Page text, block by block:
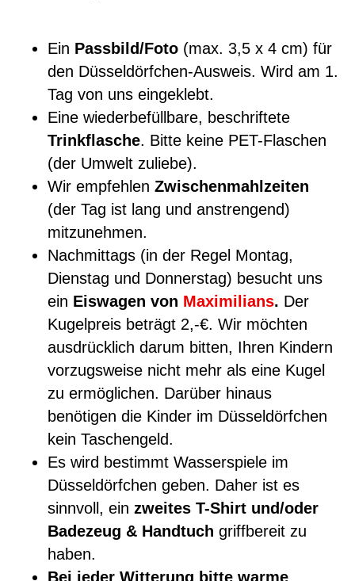
k
a
m
Ein Passbild/Foto (max. 3,5 x 4 cm) für
den Düsseldörfchen-Ausweis. Wird am 1.
Tag von uns eingeklebt.
Eine wiederbefüllbare, beschriftete
Trinkflasche. Bitte keine PET-Flaschen
(der Umwelt zuliebe).
Wir empfehlen Zwischenmahlzeiten
(der Tag ist lang und anstrengend)
mitzunehmen.
Nachmittags (in der Regel Montag,
Dienstag und Donnerstag) besucht uns
ein Eiswagen von Maximilians. Der
Kugelpreis beträgt 2,-€. Wir möchten
ausdrücklich darum bitten, Ihren Kindern
vorzugsweise nicht mehr als eine Kugel
zu ermöglichen. Darüber hinaus
benötigen die Kinder im Düsseldörfchen
kein Taschengeld.
Es wird bestimmt Wasserspiele im
Düsseldörfchen geben. Daher ist es
sinnvoll, ein zweites T-Shirt und/oder
Badezeug & Handtuch griffbereit zu
haben.
Bei jeder Witterung bitte warme